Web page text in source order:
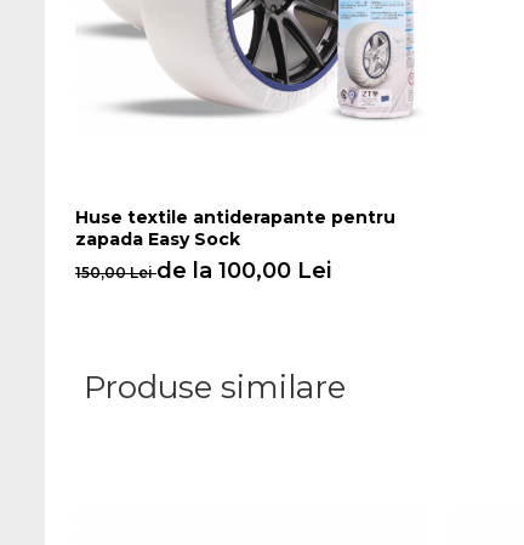
Huse textile antiderapante pentru
zapada Easy Sock
150,00 Leide la 100,00 Lei
Produse similare